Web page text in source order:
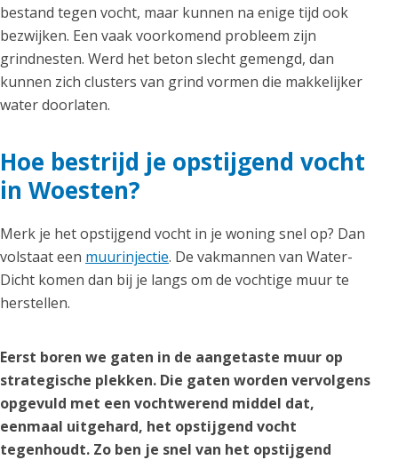
bestand tegen vocht, maar kunnen na enige tijd ook
bezwijken. Een vaak voorkomend probleem zijn
grindnesten. Werd het beton slecht gemengd, dan
kunnen zich clusters van grind vormen die makkelijker
water doorlaten.
Hoe bestrijd je opstijgend vocht
in Woesten?
Merk je het opstijgend vocht in je woning snel op? Dan
volstaat een muurinjectie. De vakmannen van Water-
Dicht komen dan bij je langs om de vochtige muur te
herstellen.
Eerst boren we gaten in de aangetaste muur op
strategische plekken. Die gaten worden vervolgens
opgevuld met een vochtwerend middel dat,
eenmaal uitgehard, het opstijgend vocht
tegenhoudt. Zo ben je snel van het opstijgend